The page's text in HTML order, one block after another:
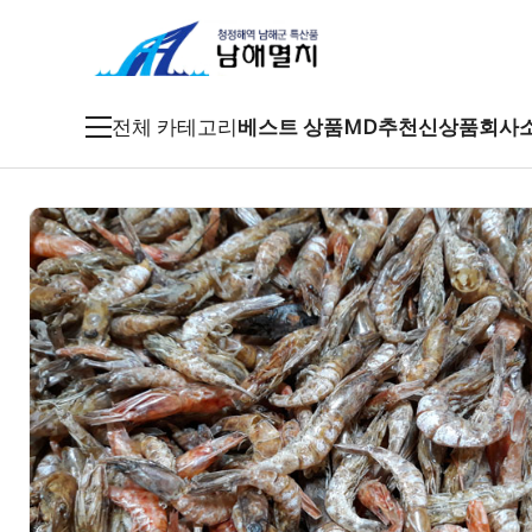
전체 카테고리
죽방멸치
특품멸치
남해멸치
특산건어물
남해특산품
베스트 상품MD추천신상품회사